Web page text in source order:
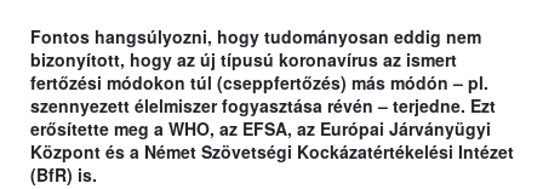
Fontos hangsúlyozni, hogy tudományosan eddig nem
bizonyított, hogy az új típusú koronavírus az ismert
fertőzési módokon túl (cseppfertőzés) más módón – pl.
szennyezett élelmiszer fogyasztása révén – terjedne. Ezt
erősítette meg a WHO, az EFSA, az Európai Járványügyi
Központ és a Német Szövetségi Kockázatértékelési Intézet
(BfR) is.